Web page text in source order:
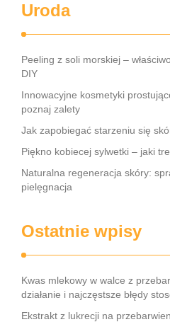
Uroda
Peeling z soli morskiej –
DIY
Innowacyjne kosmetyki
poznaj zalety
Jak zapobiegać starzeniu się
Piękno kobiecej sylwetki – jaki
Naturalna regeneracja skóry:
pielęgnacja
Ostatnie wpisy
Kwas mlekowy w walce z
działanie i najczęstsze błędy
Ekstrakt z lukrecji na